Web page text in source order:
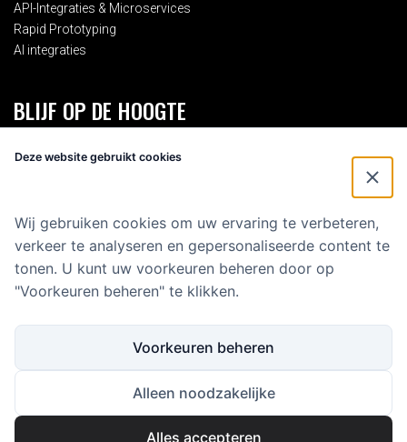
API-Integraties & Microservices
Rapid Prototyping
AI integraties
BLIJF OP DE HOOGTE
hoogte van alles rondom Eenvoud.
E-mailadres
Copyright 2025 Eenvoud Media B.V.
Deze website gebruikt cookies
Wij gebruiken cookies om uw ervaring te verbeteren,
verkeer te analyseren en gepersonaliseerde content te
tonen. U kunt uw voorkeuren beheren door op
"Voorkeuren beheren" te klikken.
Voorkeuren beheren
Alleen noodzakelijke
Alles accepteren